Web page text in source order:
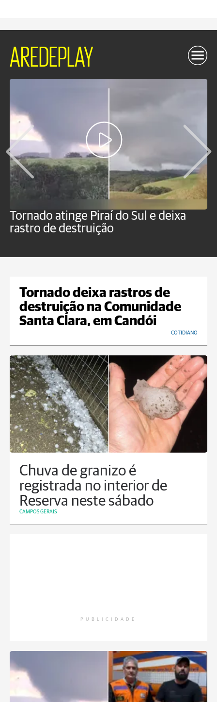
AREDEPLAY
Tornado atinge Piraí do Sul e deixa
rastro de destruição
Tornado deixa rastros de
destruição na Comunidade
Santa Clara, em Candói
COTIDIANO
Chuva de granizo é
registrada no interior de
Reserva neste sábado
CAMPOS GERAIS
PUBLICIDADE